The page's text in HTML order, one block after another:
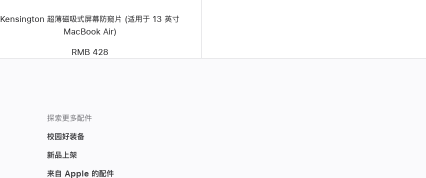
防
窥
片
用
于
Kensington 超薄磁吸式屏幕防窥片 (适用于 13 英寸
MacBook Air)
RMB 428
探索更多配件
校园好装备
新品上架
来自 Apple 的配件